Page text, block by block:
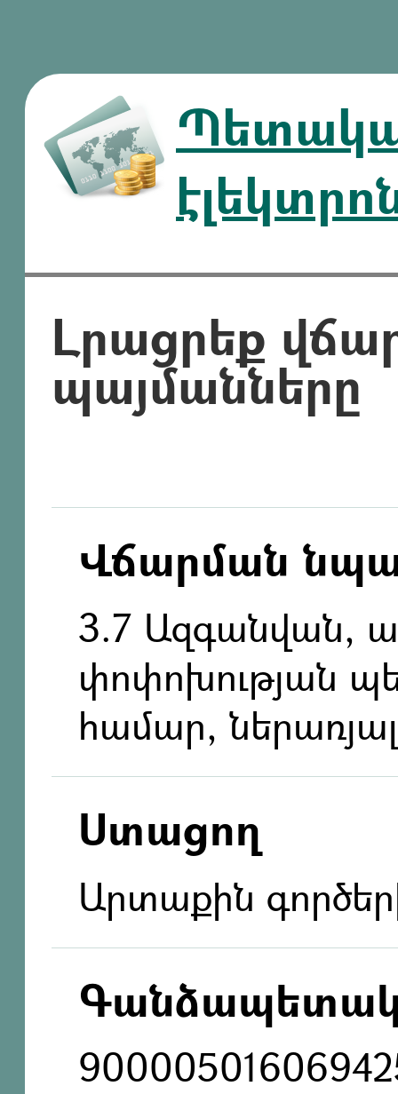
Լրացրեք
պայմանները
Վճարման
3.7 Ազգանվան,
փոփոխության
համար,
Ստացող
Արտաքին